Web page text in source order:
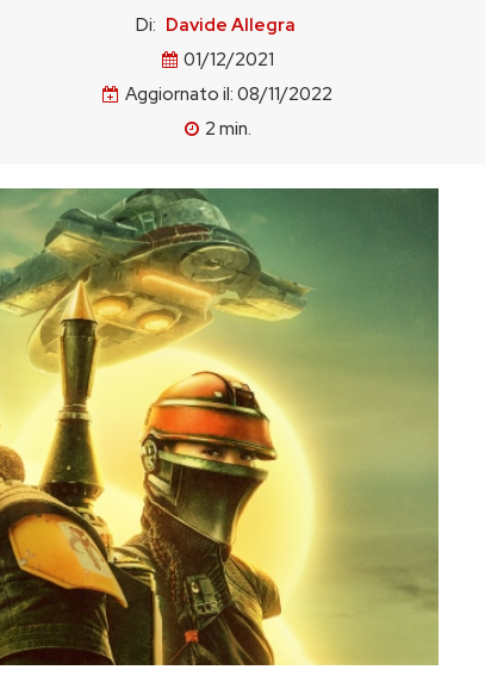
Di: Davide Allegra
01/12/2021
Aggiornato il: 08/11/2022
2 min.